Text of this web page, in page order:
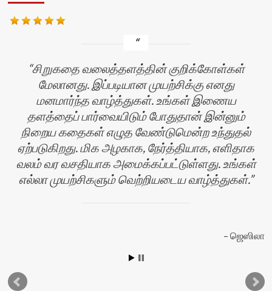
சிறுகதை வலைத்தளத்தின் குறிக்கோள்கள்
மேலானது. இப்படியான முயற்சிக்கு எனது
மனமார்ந்த வாழ்த்துகள். உங்கள் இணைய
தளத்தைப் பார்வையிடும் போதுதான் இன்னும்
நிறைய கதைகள் எழுத வேண்டுமென்ற உந்துதல்
ஏற்படுகிறது. மிக அழகாக, நேர்த்தியாக, எளிதாக
வலம் வர வசதியாக அமைக்கப்பட்டுள்ளது. உங்கள்
எல்லா முயற்சிகளும் வெற்றியடைய வாழ்த்துகள்.
ஜெஸிலா